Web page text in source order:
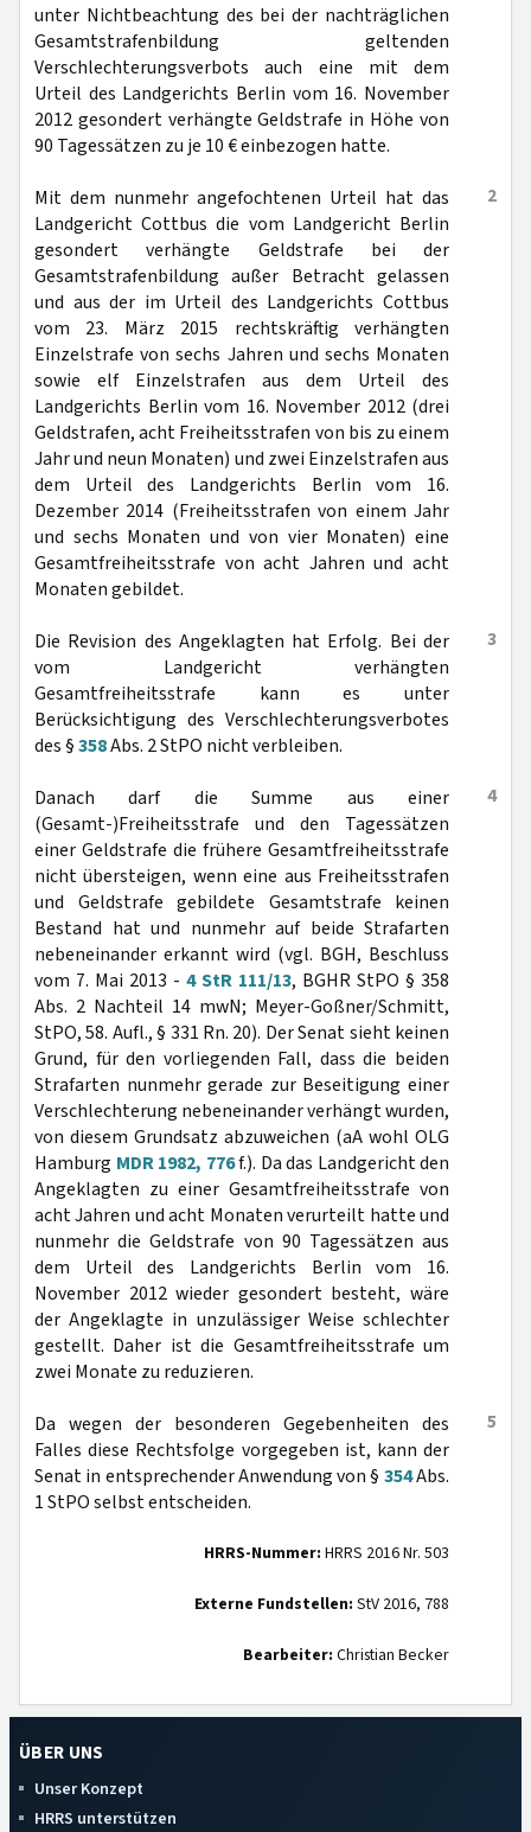
unter Nichtbeachtung des bei der nachträglichen
Gesamtstrafenbildung geltenden
Verschlechterungsverbots auch eine mit dem
Urteil des Landgerichts Berlin vom 16. November
2012 gesondert verhängte Geldstrafe in Höhe von
90 Tagessätzen zu je 10 € einbezogen hatte.
2
Mit dem nunmehr angefochtenen Urteil hat das
Landgericht Cottbus die vom Landgericht Berlin
gesondert verhängte Geldstrafe bei der
Gesamtstrafenbildung außer Betracht gelassen
und aus der im Urteil des Landgerichts Cottbus
vom 23. März 2015 rechtskräftig verhängten
Einzelstrafe von sechs Jahren und sechs Monaten
sowie elf Einzelstrafen aus dem Urteil des
Landgerichts Berlin vom 16. November 2012 (drei
Geldstrafen, acht Freiheitsstrafen von bis zu einem
Jahr und neun Monaten) und zwei Einzelstrafen aus
dem Urteil des Landgerichts Berlin vom 16.
Dezember 2014 (Freiheitsstrafen von einem Jahr
und sechs Monaten und von vier Monaten) eine
Gesamtfreiheitsstrafe von acht Jahren und acht
Monaten gebildet.
3
Die Revision des Angeklagten hat Erfolg. Bei der
vom Landgericht verhängten
Gesamtfreiheitsstrafe kann es unter
Berücksichtigung des Verschlechterungsverbotes
des §358Abs. 2 StPO nicht verbleiben.
4
Danach darf die Summe aus einer
(Gesamt-)Freiheitsstrafe und den Tagessätzen
einer Geldstrafe die frühere Gesamtfreiheitsstrafe
nicht übersteigen, wenn eine aus Freiheitsstrafen
und Geldstrafe gebildete Gesamtstrafe keinen
Bestand hat und nunmehr auf beide Strafarten
nebeneinander erkannt wird (vgl. BGH, Beschluss
vom 7. Mai 2013 - 4 StR 111/13, BGHR StPO § 358
Abs. 2 Nachteil 14 mwN; Meyer-Goßner/Schmitt,
StPO, 58. Aufl., § 331 Rn. 20). Der Senat sieht keinen
Grund, für den vorliegenden Fall, dass die beiden
Strafarten nunmehr gerade zur Beseitigung einer
Verschlechterung nebeneinander verhängt wurden,
von diesem Grundsatz abzuweichen (aA wohl OLG
Hamburg MDR 1982, 776f.). Da das Landgericht den
Angeklagten zu einer Gesamtfreiheitsstrafe von
acht Jahren und acht Monaten verurteilt hatte und
nunmehr die Geldstrafe von 90 Tagessätzen aus
dem Urteil des Landgerichts Berlin vom 16.
November 2012 wieder gesondert besteht, wäre
der Angeklagte in unzulässiger Weise schlechter
gestellt. Daher ist die Gesamtfreiheitsstrafe um
zwei Monate zu reduzieren.
5
Da wegen der besonderen Gegebenheiten des
Falles diese Rechtsfolge vorgegeben ist, kann der
Senat in entsprechender Anwendung von § 354Abs.
1 StPO selbst entscheiden.
HRRS-Nummer: HRRS 2016 Nr. 503
Externe Fundstellen: StV 2016, 788
Bearbeiter: Christian Becker
ÜBER UNS
Unser Konzept
HRRS unterstützen